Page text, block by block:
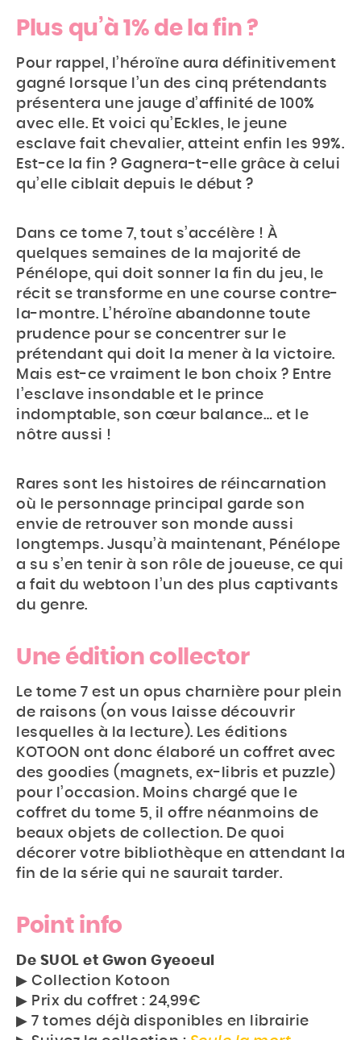
Plus qu’à 1% de la fin ?
Pour rappel, l’héroïne aura définitivement
gagné lorsque l’un des cinq prétendants
présentera une jauge d’affinité de 100%
avec elle. Et voici qu’Eckles, le jeune
esclave fait chevalier, atteint enfin les 99%.
Est-ce la fin ? Gagnera-t-elle grâce à celui
qu’elle ciblait depuis le début ?
Dans ce tome 7, tout s’accélère ! À
quelques semaines de la majorité de
Pénélope, qui doit sonner la fin du jeu, le
récit se transforme en une course contre-
la-montre. L’héroïne abandonne toute
prudence pour se concentrer sur le
prétendant qui doit la mener à la victoire.
Mais est-ce vraiment le bon choix ? Entre
l’esclave insondable et le prince
indomptable, son cœur balance… et le
nôtre aussi !
Rares sont les histoires de réincarnation
où le personnage principal garde son
envie de retrouver son monde aussi
longtemps. Jusqu’à maintenant, Pénélope
a su s’en tenir à son rôle de joueuse, ce qui
a fait du webtoon l’un des plus captivants
du genre.
Une édition collector
Le tome 7 est un opus charnière pour plein
de raisons (on vous laisse découvrir
lesquelles à la lecture). Les éditions
KOTOON ont donc élaboré un coffret avec
des goodies (magnets, ex-libris et puzzle)
pour l’occasion. Moins chargé que le
coffret du tome 5, il offre néanmoins de
beaux objets de collection. De quoi
décorer votre bibliothèque en attendant la
fin de la série qui ne saurait tarder.
Point info
De SUOL et Gwon Gyeoeul
▶︎ Collection Kotoon
▶︎ Prix du coffret : 24,99€
▶︎ 7 tomes déjà disponibles en librairie